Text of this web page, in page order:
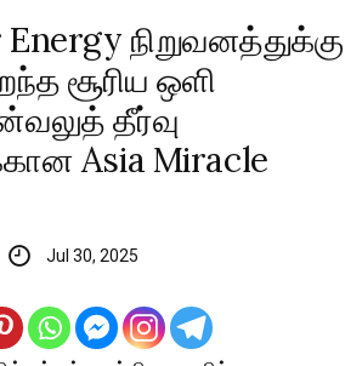
நிறுவனத்துக்கு
சூரிய ஒளி
தீர்வு
Asia Miracle
Jul 30, 2025